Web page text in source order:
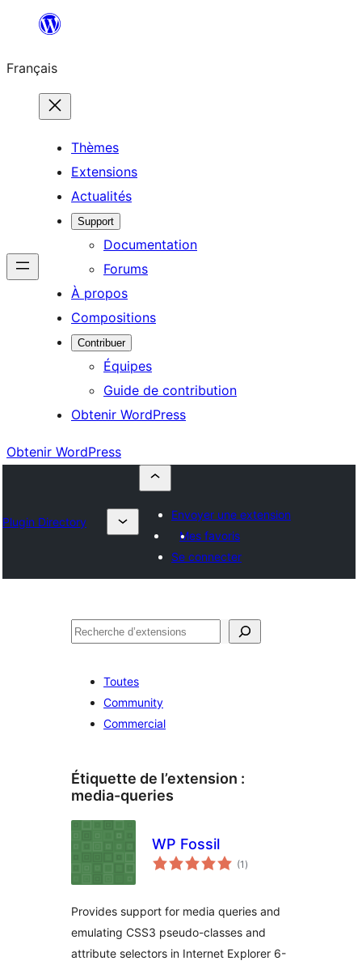
contenu
Français
Thèmes
Extensions
Actualités
Support
Documentation
Forums
À propos
Compositions
Contribuer
Équipes
Guide de contribution
Obtenir WordPress
Obtenir WordPress
Plugin Directory
Envoyer une extension
Mes favoris
Se connecter
Rechercher
Toutes
Community
Commercial
Étiquette de l’extension :
media-queries
WP Fossil
(1 notes
en
)
Provides support for media queries and
emulating CSS3 pseudo-classes and
attribute selectors in Internet Explorer 6-